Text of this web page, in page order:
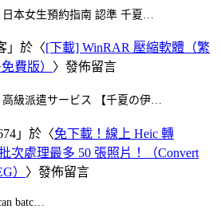
本女生預約指南 認準 千夏…
」於〈[下載] WinRAR 壓縮軟體（繁
費版） 〉發佈留言
高級派遣サービス 【千夏の伊…
」於〈免下載！線上 Heic 轉
次處理最多 50 張照片！（Convert
） 〉發佈留言
batc…